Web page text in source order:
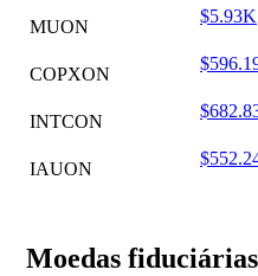
MUON
$5.93K
COPXON
INTCON
IAUON
Moedas